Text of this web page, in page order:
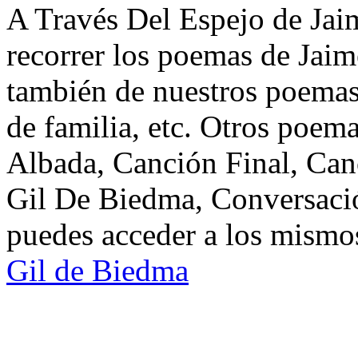
A Través Del Espejo de
recorrer los poemas de
también de nuestros
de familia, etc. Otros
Albada, Canción Final,
Gil De Biedma,
puedes acceder a los
Gil de Biedma